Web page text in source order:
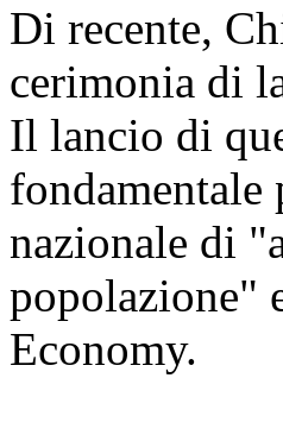
Di recente,
cerimonia di
Il lancio di
fondamentale
nazionale di
popolazione"
Economy.